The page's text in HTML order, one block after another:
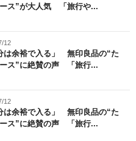
ス”が大人気 「旅行や...
12
は余裕で入る」 無印良品の“た
ス”に絶賛の声 「旅行...
12
は余裕で入る」 無印良品の“た
ス”に絶賛の声 「旅行...